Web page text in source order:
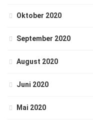
Oktober 2020
September 2020
August 2020
Juni 2020
Mai 2020